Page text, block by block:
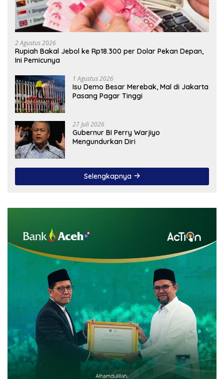
2 Agustus 2026
Rupiah Bakal Jebol ke Rp18.300 per Dolar Pekan Depan,
Ini Pemicunya
1 Agustus 2026
Isu Demo Besar Merebak, Mal di Jakarta
Pasang Pagar Tinggi
27 Juli 2026
Gubernur BI Perry Warjiyo
Mengundurkan Diri
Selengkapnya